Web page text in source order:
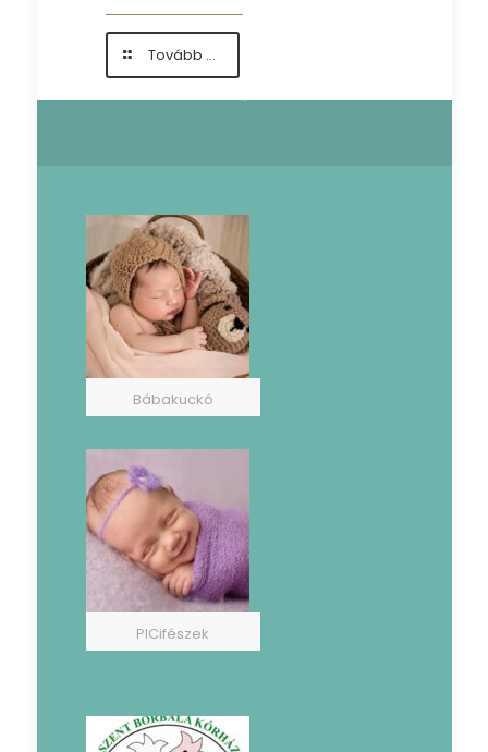
Tovább ...-
Darázscsípés
–
azonnal
fordulni?
Bábakuckó
PICifészek